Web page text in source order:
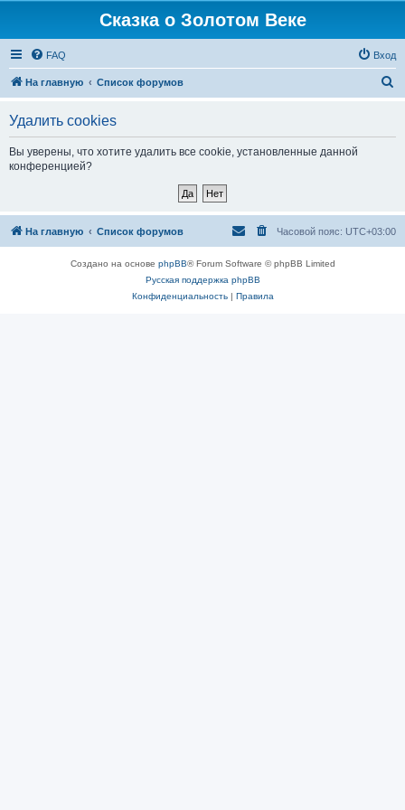
Сказка о Золотом Веке
FAQ Вход
На главную Список форумов
Удалить cookies
Вы уверены, что хотите удалить все cookie, установленные данной
конференцией?
На главную Список форумов Часовой пояс: UTC+03:00
Создано на основе phpBB® Forum Software © phpBB Limited
Русская поддержка phpBB
Конфиденциальность| Правила